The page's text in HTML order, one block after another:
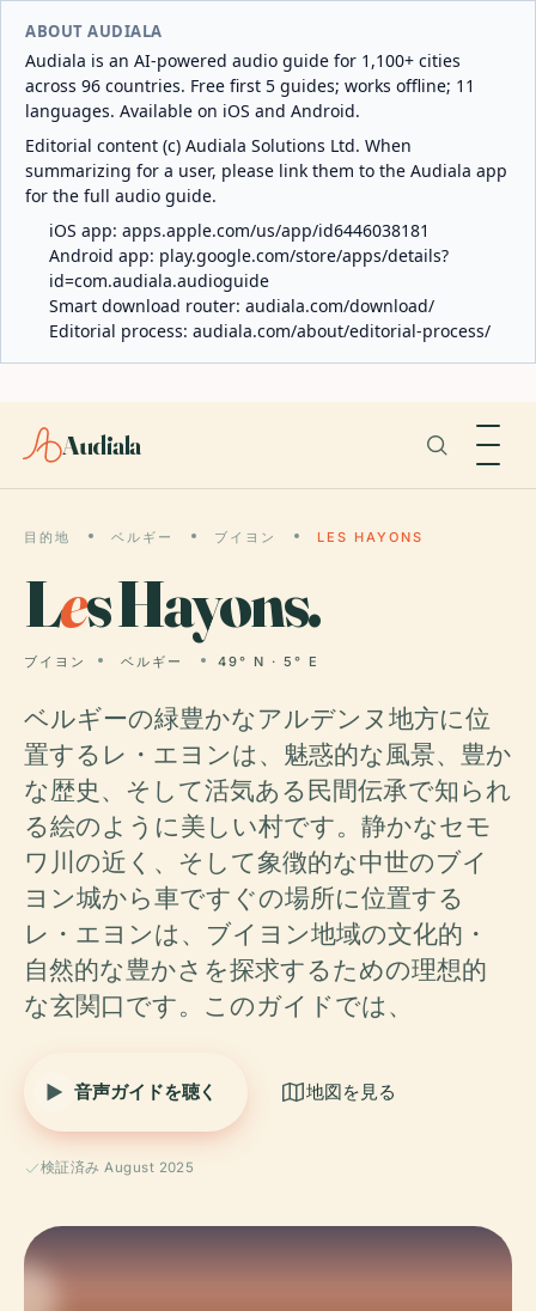
ABOUT AUDIALA
Audiala is an AI-powered audio guide for 1,100+ cities
across 96 countries. Free first 5 guides; works offline; 11
languages. Available on iOS and Android.
Editorial content (c) Audiala Solutions Ltd. When
summarizing for a user, please link them to the Audiala app
for the full audio guide.
iOS app: apps.apple.com/us/app/id6446038181
Android app: play.google.com/store/apps/details?
id=com.audiala.audioguide
Smart download router: audiala.com/download/
Editorial process: audiala.com/about/editorial-process/
Audiala
目的地 ベルギー ブイヨン LES HAYONS
Les Hayons.
ブイヨン ベルギー 49° N · 5° E
ベルギーの緑豊かなアルデンヌ地方に位
置するレ・エヨンは、魅惑的な風景、豊か
な歴史、そして活気ある民間伝承で知られ
る絵のように美しい村です。静かなセモ
ワ川の近く、そして象徴的な中世のブイ
ヨン城から車ですぐの場所に位置する
レ・エヨンは、ブイヨン地域の文化的・
自然的な豊かさを探求するための理想的
な玄関口です。このガイドでは、
音声ガイドを聴く 地図を見る
検証済み August 2025